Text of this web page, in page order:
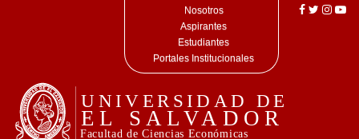
Nosotros
Aspirantes
Estudiantes
Portales Institucionales